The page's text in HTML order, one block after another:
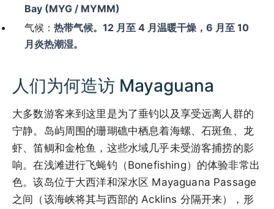
Bay (MYG / MYMM)
气候： 热带气候。12 月至 4 月温暖干燥，6 月至 10
月炎热潮湿。
人们为何造访 Mayaguana
大多数游客来到这里是为了垂钓以及享受远离人群的
宁静。岛屿周围的珊瑚礁中栖息着海螺、石斑鱼、龙
虾、笛鲷和金枪鱼，这些水域几乎未受游客捕捞的影
响。在浅滩进行飞蝇钓（Bonefishing）的体验非常出
色。该岛位于大西洋和深水区 Mayaguana Passage
之间（该海峡将其与西部的 Acklins 分隔开来），形